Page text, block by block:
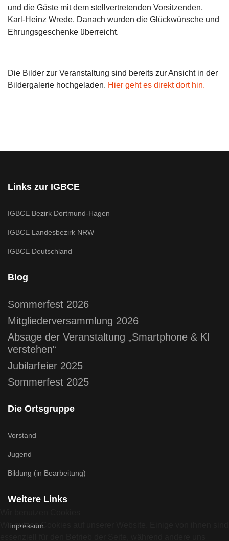
und die Gäste mit dem stellvertretenden Vorsitzenden,
Karl-Heinz Wrede. Danach wurden die Glückwünsche und
Ehrungsgeschenke überreicht.
Die Bilder zur Veranstaltung sind bereits zur Ansicht in der
Bildergalerie hochgeladen. Hier geht es direkt dort hin.
Links zur IGBCE
IGBCE Bezirk Dortmund-Hagen
IGBCE Landesbezirk NRW
IGBCE Deutschland
Blog
Sommerfest 2026
Mitgliederversammlung 2026
Absage der Veranstaltung „Smartphone & KI
verstehen“
Jubilarfeier 2025
Sommerfest 2025
Die Ortsgruppe
Vorstand
Jugend
Bildung (in Bearbeitung)
Weitere Links
Impressum
Wir nutzen Cookies auf unserer Website. Einige von ihnen sind